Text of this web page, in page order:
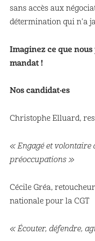
sans accès aux
détermination qui n’a
Imaginez ce que
mandat !
Nos candidat·es
Christophe Elluard,
« Engagé et volontaire
préoccupations »
Cécile Gréa,
nationale pour la CGT
« Écouter, défendre,